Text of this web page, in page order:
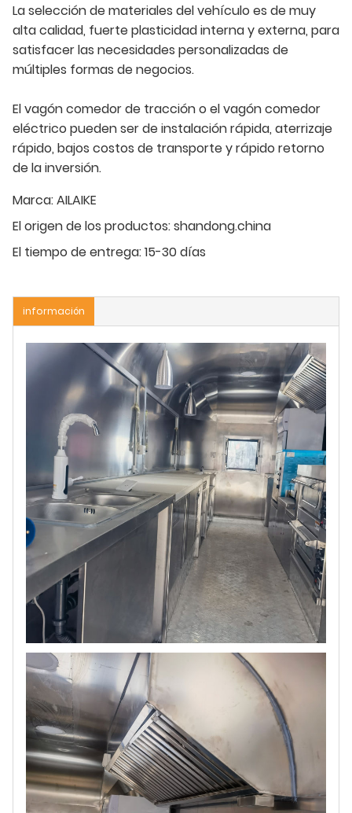
La selección de materiales del vehículo es de muy
alta calidad, fuerte plasticidad interna y externa, para
satisfacer las necesidades personalizadas de
múltiples formas de negocios.
El vagón comedor de tracción o el vagón comedor
eléctrico pueden ser de instalación rápida, aterrizaje
rápido, bajos costos de transporte y rápido retorno
de la inversión.
Marca:AILAIKE
El origen de los productos:shandong.china
El tiempo de entrega:15-30 días
información